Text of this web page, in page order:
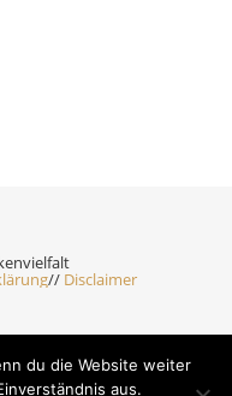
// Disclaimer
- 2026 ©
du die Website weiter
aus.